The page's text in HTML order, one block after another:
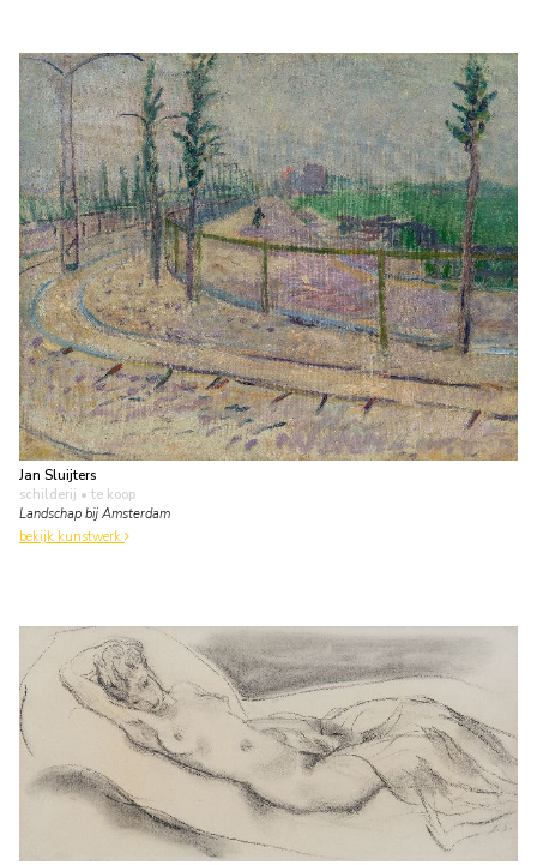
Jan Sluijters
schilderij • te koop
Landschap bij Amsterdam
bekijk kunstwerk